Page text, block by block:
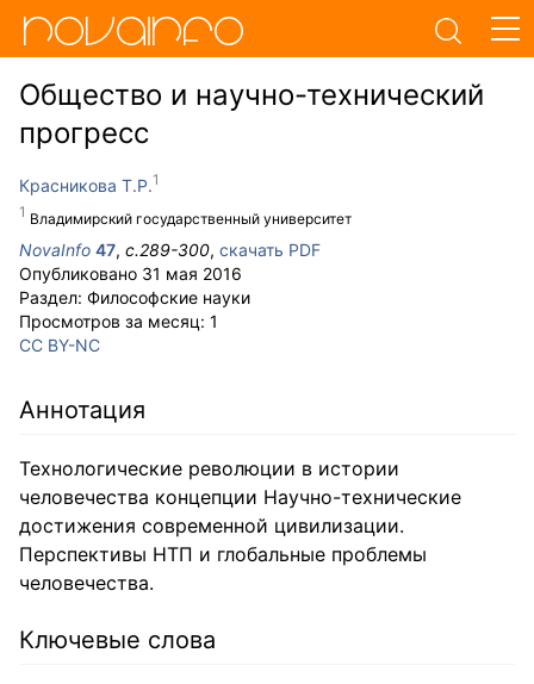
Общество и научно-технический
прогресс
Красникова Т.Р.
Владимирский государственный университет
NovaInfo 47, с.289-300, скачать PDF
Опубликовано 31 мая 2016
Раздел: Философские науки
Просмотров за месяц: 1
CC BY-NC
Аннотация
Технологические революции в истории
человечества концепции Научно-технические
достижения современной цивилизации.
Перспективы НТП и глобальные проблемы
человечества.
Ключевые слова